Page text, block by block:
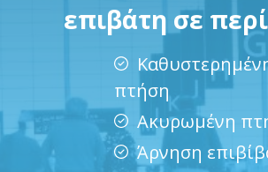
επιβάτη σε
πτήση
Ακυρωμένη
Άρνηση